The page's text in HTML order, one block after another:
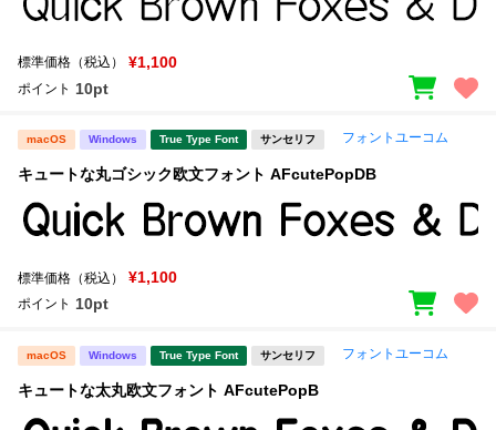
マイページ
お気に入り
ご利用ガイド
よくあるご質問
すべてを表示
セット or 単体
文字種類
標準価格（税込） ¥1,100
ポイント 10pt
macOS Windows True Type Font サンセリフ フォントユーコム
キュートな丸ゴシック欧文フォント AFcutePopDB
標準価格（税込） ¥1,100
ポイント 10pt
macOS Windows True Type Font サンセリフ フォントユーコム
キュートな太丸欧文フォント AFcutePopB